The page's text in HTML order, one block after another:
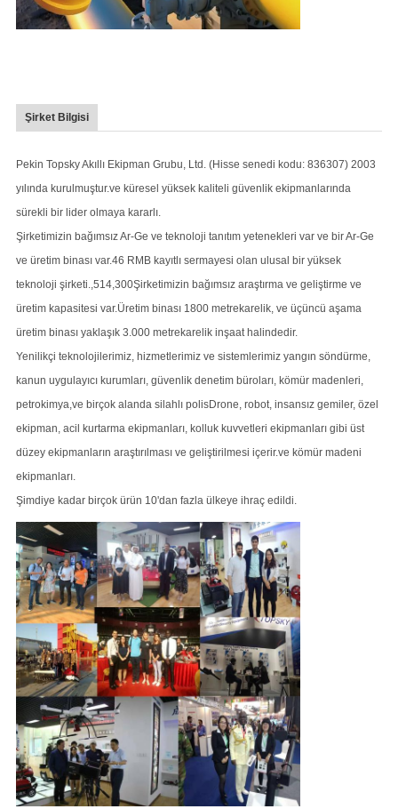
Şirket Bilgisi
Pekin Topsky Akıllı Ekipman Grubu, Ltd. (Hisse senedi kodu: 836307) 2003
yılında kurulmuştur.ve küresel yüksek kaliteli güvenlik ekipmanlarında
sürekli bir lider olmaya kararlı.
Şirketimizin bağımsız Ar-Ge ve teknoloji tanıtım yetenekleri var ve bir Ar-Ge
ve üretim binası var.46 RMB kayıtlı sermayesi olan ulusal bir yüksek
teknoloji şirketi.,514,300Şirketimizin bağımsız araştırma ve geliştirme ve
üretim kapasitesi var.Üretim binası 1800 metrekarelik, ve üçüncü aşama
üretim binası yaklaşık 3.000 metrekarelik inşaat halindedir.
Yenilikçi teknolojilerimiz, hizmetlerimiz ve sistemlerimiz yangın söndürme,
kanun uygulayıcı kurumları, güvenlik denetim büroları, kömür madenleri,
petrokimya,ve birçok alanda silahlı polisDrone, robot, insansız gemiler, özel
ekipman, acil kurtarma ekipmanları, kolluk kuvvetleri ekipmanları gibi üst
düzey ekipmanların araştırılması ve geliştirilmesi içerir.ve kömür madeni
ekipmanları.
Şimdiye kadar birçok ürün 10'dan fazla ülkeye ihraç edildi.